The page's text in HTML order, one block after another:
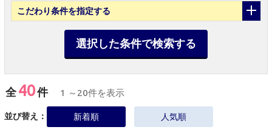
こだわり条件を指定する
選択した条件で検索する
全40件 1 ～20件を表示
並び替え： 新着順 人気順